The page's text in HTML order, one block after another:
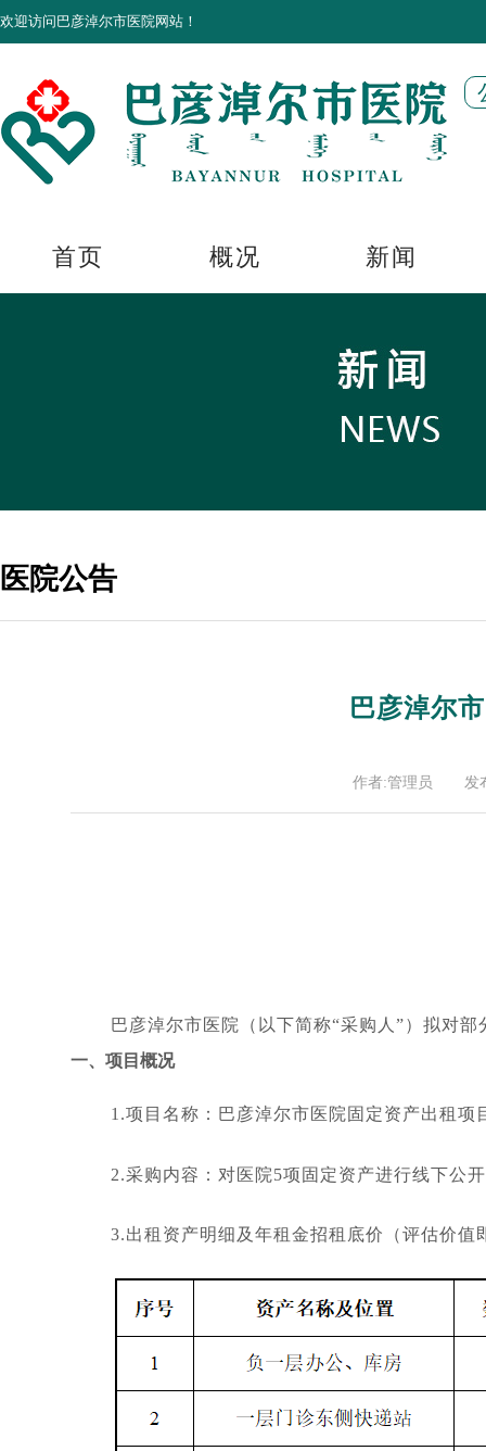
欢迎访问巴彦淖尔市医院网站！
首页 概况 新闻
医院公告
巴彦淖尔
作者:管理员 发
巴彦淖尔市医院（以下简称“采购人”）拟对
一、项目概况
1.项目名称：巴彦淖尔市医院固定资产出租项
2.采购内容：对医院5项固定资产进行线下公
3.出租资产明细及年租金招租底价（评估价